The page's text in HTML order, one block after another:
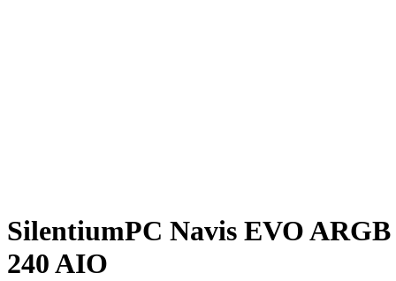
SilentiumPC Navis EVO ARGB
240 AIO